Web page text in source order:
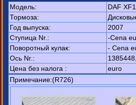
Модель:
DAF
Тормоза:
Год выпуска:
2007
Ступица Nr.:
-Cena
Поворотный кулак:
- Cena
Ось Nr.:
Цена без налога :
euro
Примечание:(R726)